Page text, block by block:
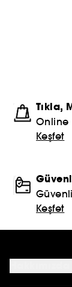
Tıkla,
Online
Keşfet
Keşfet